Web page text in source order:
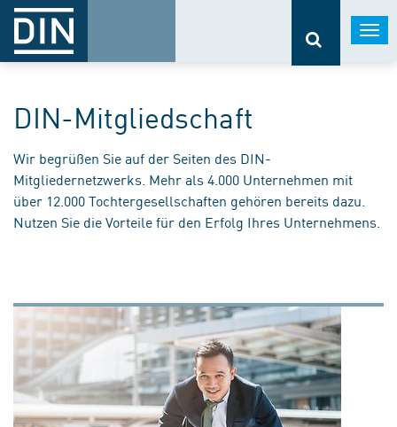
DIN-Mitgliedschaft
Wir begrüßen Sie auf der Seiten des DIN-
Mitgliedernetzwerks. Mehr als 4.000 Unternehmen mit
über 12.000 Tochtergesellschaften gehören bereits dazu.
Nutzen Sie die Vorteile für den Erfolg Ihres Unternehmens.